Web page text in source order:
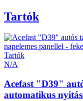
Tartók
Tartók
N/A
Acefast "D39"
automatikus